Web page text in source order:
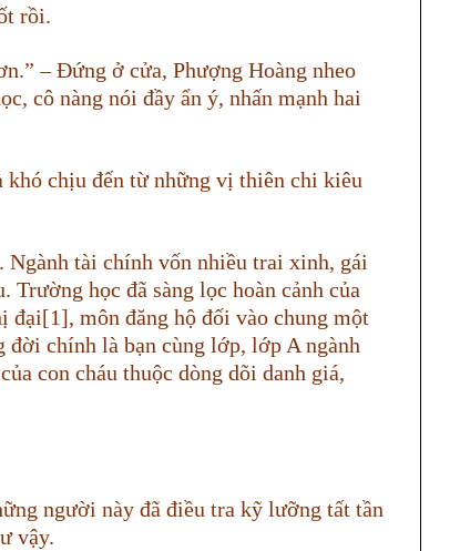
rồi.
– Đứng ở cửa, Phượng Hoàng nheo
cô nàng nói đầy ẩn ý, nhấn mạnh hai
khó chịu đến từ những vị thiên chi kiêu
tài chính vốn nhiều trai xinh, gái
học đã sàng lọc hoàn cảnh của
đại[1], môn đăng hộ đối vào chung một
đời chính là bạn cùng lớp, lớp A ngành
con cháu thuộc dòng dõi danh giá,
người này đã điều tra kỹ lưỡng tất tần
vậy.